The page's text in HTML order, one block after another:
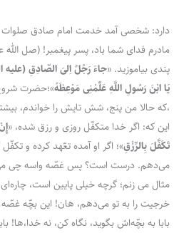
دارد: شخصی آمد خدمت امام صادق صلوات
مادرم فدای شما باد، پسر پیغمبر! (صل
پندی بیاموزید. «جاءَ رَجُلٌ اِلیَ الصّادِقِ (علیه
یَا ابْنَ رَسُولِ اللَّهِ عَلِّمْنِی مَوْعِظَهً»؛حضرت
،که حالا من پنج، شش تایش را خواندم،
این که: اگر خدا متکفّل روزی و رزق شده، «
تَکَفَّلَ‌ بِالرِّزْقِ»؛ اگر او آمده تعّهد کرده و
می‌دهم. درست است؟ پس غصّه واسه چی
مثال می زنم؛ گرچه خیلی پایین است،
خرجیت را به تو می‌دهم، هان! این بچّه
بابا به بچّه‌اش بگوید، نگاه کن، نه خدا،ها!